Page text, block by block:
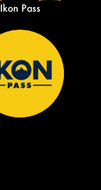
Ikon Pass